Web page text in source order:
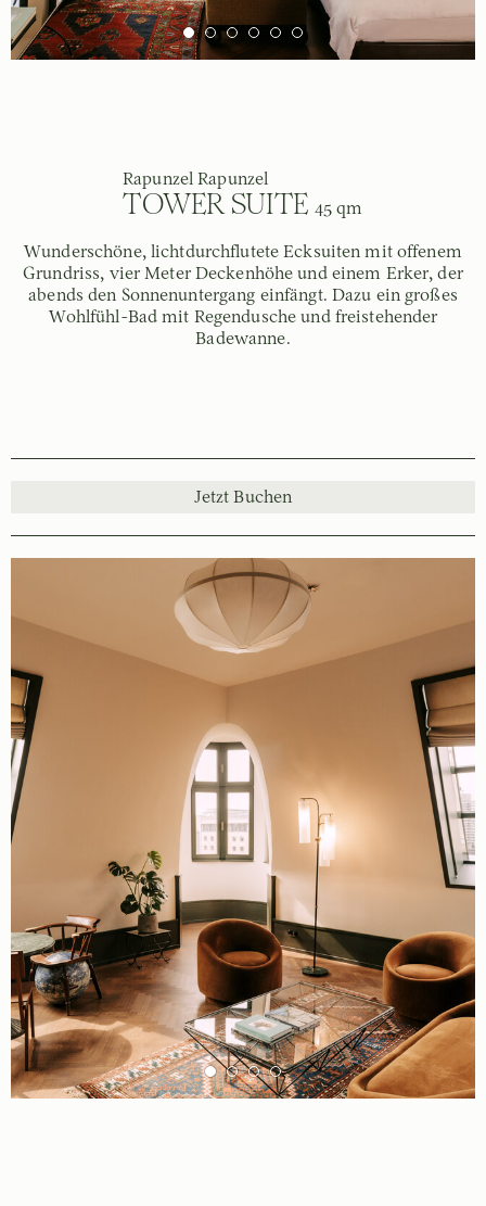
Rapunzel Rapunzel
TOWER SUITE 45 qm
Wunderschöne, lichtdurchflutete Ecksuiten mit offenem
Grundriss, vier Meter Deckenhöhe und einem Erker, der
abends den Sonnenuntergang einfängt. Dazu ein großes
Wohlfühl-Bad mit Regendusche und freistehender
Badewanne.
Jetzt Buchen